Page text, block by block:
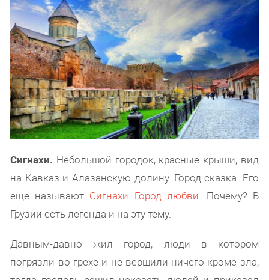
Сигнахи. Небольшой городок, красные крыши, вид
на Кавказ и Алазанскую долину. Город-сказка. Его
еще называют Сигнахи Город любви. Почему? В
Грузии есть легенда и на эту тему.
Давным-давно жил город, люди в котором
погрязли во грехе и не вершили ничего кроме зла,